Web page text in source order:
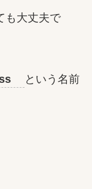
も大丈夫で
という名前